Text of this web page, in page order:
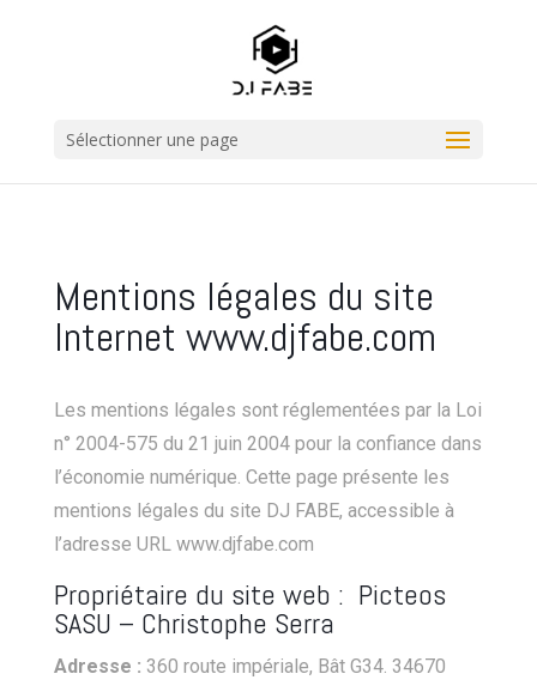
Sélectionner une page
Mentions légales du site
Internet www.djfabe.com
Les mentions légales sont réglementées par la Loi
n° 2004-575 du 21 juin 2004 pour la confiance dans
l’économie numérique. Cette page présente les
mentions légales du site DJ FABE, accessible à
l’adresse URL www.djfabe.com
Propriétaire du site web : Picteos
SASU – Christophe Serra
Adresse : 360 route impériale, Bât G34. 34670